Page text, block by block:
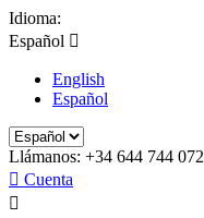
Idioma:
Español 
English
Español
Llámanos: +34 644 744 072
 Cuenta
